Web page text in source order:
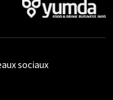
sociaux